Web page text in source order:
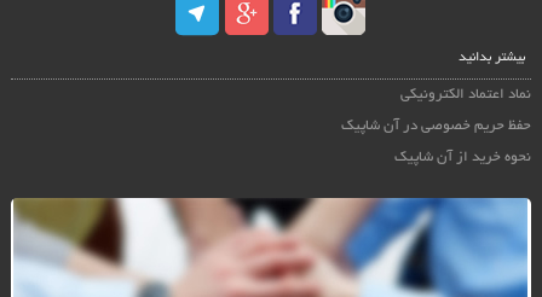
بیشتر بدانید
نماد اعتماد الکترونیکی
حفظ حریم خصوصی در آن شاپیک
نحوه خرید از آن شاپیک